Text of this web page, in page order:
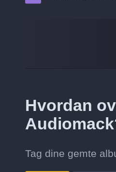
Hvordan
Tag dine gemte